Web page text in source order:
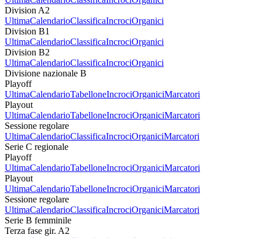
Division A2
UltimaCalendarioClassificaIncrociOrganici
Division B1
UltimaCalendarioClassificaIncrociOrganici
Division B2
UltimaCalendarioClassificaIncrociOrganici
Divisione nazionale B
Playoff
UltimaCalendarioTabelloneIncrociOrganiciMarcatori
Playout
UltimaCalendarioTabelloneIncrociOrganiciMarcatori
Sessione regolare
UltimaCalendarioClassificaIncrociOrganiciMarcatori
Serie C regionale
Playoff
UltimaCalendarioTabelloneIncrociOrganiciMarcatori
Playout
UltimaCalendarioTabelloneIncrociOrganiciMarcatori
Sessione regolare
UltimaCalendarioClassificaIncrociOrganiciMarcatori
Serie B femminile
Terza fase gir. A2